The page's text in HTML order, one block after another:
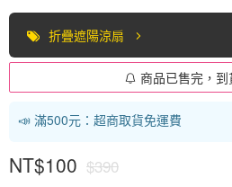
折疊遮陽涼扇
商品已售完，
📣 滿500元：超商取貨免運費
NT$100 $390